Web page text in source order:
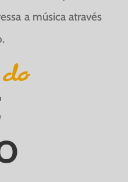
a música através